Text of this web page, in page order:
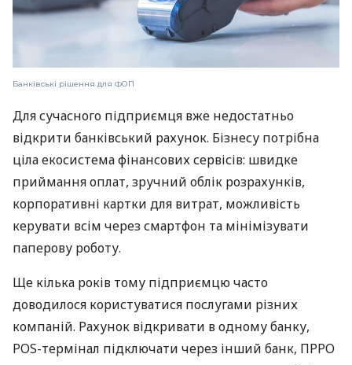
Банківські рішення для ФОП
Для сучасного підприємця вже недостатньо
відкрити банківський рахунок. Бізнесу потрібна
ціла екосистема фінансових сервісів: швидке
приймання оплат, зручний облік розрахунків,
корпоративні картки для витрат, можливість
керувати всім через смартфон та мінімізувати
паперову роботу.
Ще кілька років тому підприємцю часто
доводилося користуватися послугами різних
компаній. Рахунок відкривати в одному банку,
POS-термінал підключати через інший банк, ПРРО